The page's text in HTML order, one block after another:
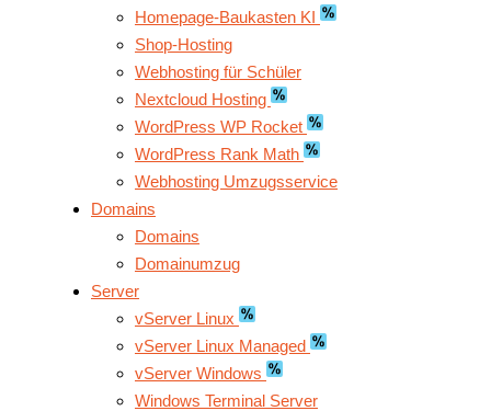
Homepage-Baukasten KI
Shop-Hosting
Webhosting für Schüler
Nextcloud Hosting
WordPress WP Rocket
WordPress Rank Math
Webhosting Umzugsservice
Domains
Domains
Domainumzug
Server
vServer Linux
vServer Linux Managed
vServer Windows
Windows Terminal Server